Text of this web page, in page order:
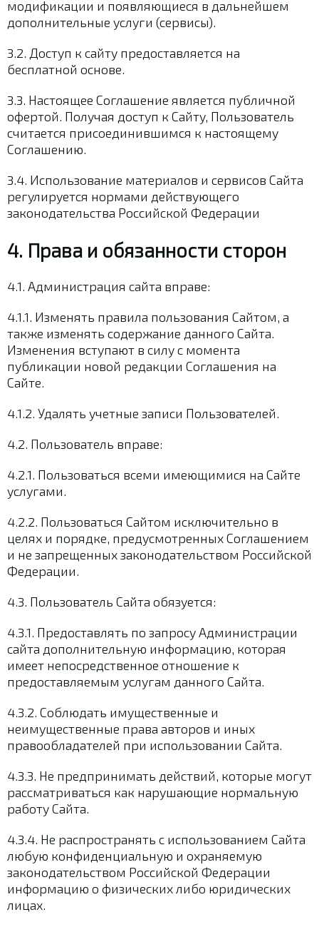
модификации и появляющиеся в дальнейшем
дополнительные услуги (сервисы).
3.2. Доступ к сайту предоставляется на
бесплатной основе.
3.3. Настоящее Соглашение является публичной
офертой. Получая доступ к Сайту, Пользователь
считается присоединившимся к настоящему
Соглашению.
3.4. Использование материалов и сервисов Сайта
регулируется нормами действующего
законодательства Российской Федерации
4. Права и обязанности сторон
4.1. Администрация сайта вправе:
4.1.1. Изменять правила пользования Сайтом, а
также изменять содержание данного Сайта.
Изменения вступают в силу с момента
публикации новой редакции Соглашения на
Сайте.
4.1.2. Удалять учетные записи Пользователей.
4.2. Пользователь вправе:
4.2.1. Пользоваться всеми имеющимися на Сайте
услугами.
4.2.2. Пользоваться Сайтом исключительно в
целях и порядке, предусмотренных Соглашением
и не запрещенных законодательством Российской
Федерации.
4.3. Пользователь Сайта обязуется:
4.3.1. Предоставлять по запросу Администрации
сайта дополнительную информацию, которая
имеет непосредственное отношение к
предоставляемым услугам данного Сайта.
4.3.2. Соблюдать имущественные и
неимущественные права авторов и иных
правообладателей при использовании Сайта.
4.3.3. Не предпринимать действий, которые могут
рассматриваться как нарушающие нормальную
работу Сайта.
4.3.4. Не распространять с использованием Сайта
любую конфиденциальную и охраняемую
законодательством Российской Федерации
информацию о физических либо юридических
лицах.